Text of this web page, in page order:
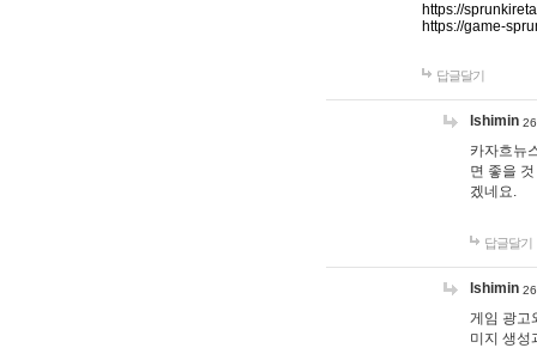
https://
https://game-
답글달기
lshimin
카자흐뉴
면 좋을
겠네요.
답글달기
lshimin
게임 광고
미지 생성